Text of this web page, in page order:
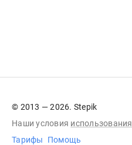
© 2013 — 2026. Stepik
Наши условия использования
Тарифы
Помощь